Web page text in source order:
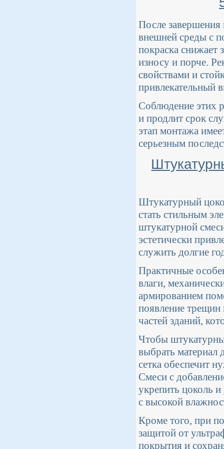
После завершения
внешней среды с
покраска снижает
износу и порче.
свойствами и
привлекательный
Соблюдение этих
и продлит срок
этап монтажа
серьезным
Штукатурный
стать стильным
штукатурной
эстетически
служить долгие
Практичные
влаги,
армированием
появление
частей зданий,
Чтобы
выбрать материал
сетка обеспечит
Смеси с
укрепить цоколь
с высокой
Кроме того, при
защитой от
покрытия и